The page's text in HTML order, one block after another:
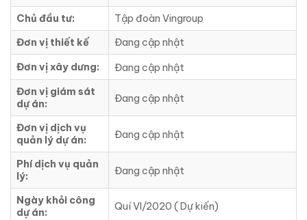
Chủ đầu tư:
Tập đoàn Vingroup
Đơn vị thiết kế
Đang cập nhật
Đơn vị xây dưng:
Đang cập nhật
Đơn vị giám sát
dự án:
Đang cập nhật
Đơn vị dịch vụ
quản lý dự án:
Đang cập nhật
Phí dịch vụ quản
lý:
Đang cập nhật
Ngày khỏi công
dự án:
Quí VI/2020 ( Dự kiến)